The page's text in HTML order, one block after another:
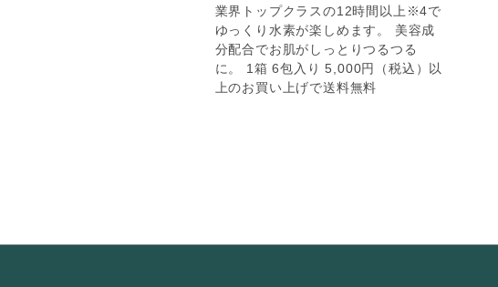
業界トップクラスの12時間以上※4で
ゆっくり水素が楽しめます。 美容成
分配合でお肌がしっとりつるつる
に。 1箱 6包入り 5,000円（税込）以
上のお買い上げで送料無料